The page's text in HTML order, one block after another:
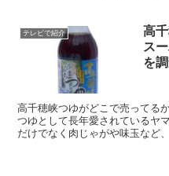
テレビで紹介
高
ス
を
高千穂峡つゆがどこで売ってる
つゆとして長年愛されているヤ
だけでなく肉じゃがや味玉など